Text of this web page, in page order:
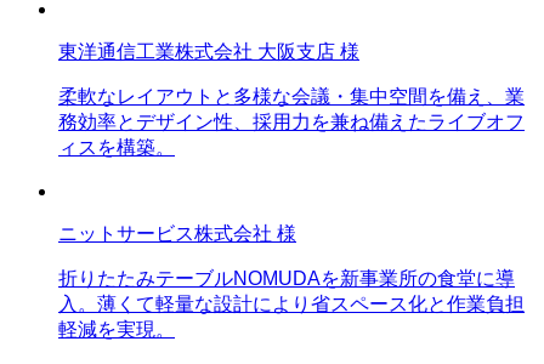
東洋通信工業株式会社 大阪支店 様
柔軟なレイアウトと多様な会議・集中空間を備え、業
務効率とデザイン性、採用力を兼ね備えたライブオフ
ィスを構築。
ニットサービス株式会社 様
折りたたみテーブルNOMUDAを新事業所の食堂に導
入。薄くて軽量な設計により省スペース化と作業負担
軽減を実現。